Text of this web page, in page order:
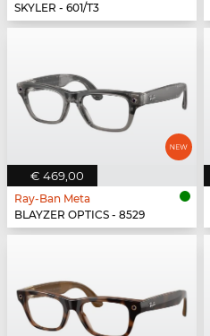
SKYLER - 601/T3
€ 469,00
Ray-Ban Meta
BLAYZER OPTICS - 8529